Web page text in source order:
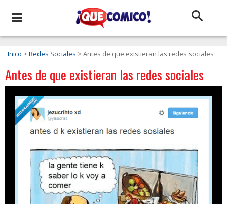
Inico > Redes Sociales > Antes de que existieran las redes sociales
Antes de que existieran las redes sociales